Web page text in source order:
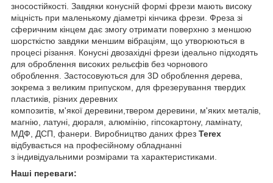
зносостійкості. Завдяки конусній формі фрези мають високу
міцність при маленькому діаметрі кінчика фрези. Фреза зі
сферичним кінцем дає змогу отримати поверхню з меншою
шорсткістю завдяки меншим вібраціям, що утворюються в
процесі різання. Конусні двозахідні фрези ідеально підходять
для оброблення високих рельєфів без чорнового
оброблення. Застосовуються для 3D оброблення дерева,
зокрема з великим припуском, для фрезерування твердих
пластиків, різних деревних
композитів, м'якої деревини,твером деревини, м'яких металів,
магнію, латуні, дюраля, алюмінію, гіпсокартону, ламінату,
МДФ, ДСП, фанери. Виробництво даних фрез Terex
відбувається на професійному обладнанні
з індивідуальними розмірами та характеристиками.
Наші переваги: